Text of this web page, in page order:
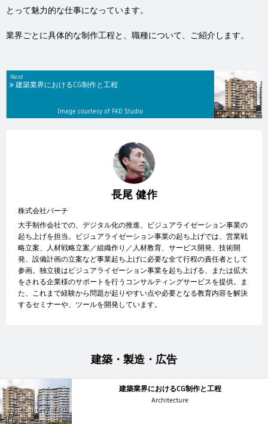
とって魅力的な仕事になっています。
業界ごとに具体的な制作工程と、職種について、ご紹介します。
Next
建築業界におけるCG制作と工程
Image courtesy of FKD Studio
長尾 健作
株式会社パーチ
大手制作会社での、デジタル化の推進、ビジュアライゼーション事業の
起ち上げを担当。ビジュアライゼーション事業の起ち上げでは、営業戦
略立案、人材戦略立案／組織作り／人材教育、サービス開発、技術開
発、設備計画の立案など事業起ち上げに必要な全て行程の責任者として
参画。独立後はビジュアライゼーション事業を起ち上げる、または拡大
をされる企業様のサポートを行うコンサルティングサービスを提供。ま
た、これまで経験から問題が起りやすい点や必要となる教育内容を解決
するセミナーや、ツールを開発しています。
建築・製造・広告
Image courtesy of FKD
Studio
建築業界におけるCG制作と工程
Architecture